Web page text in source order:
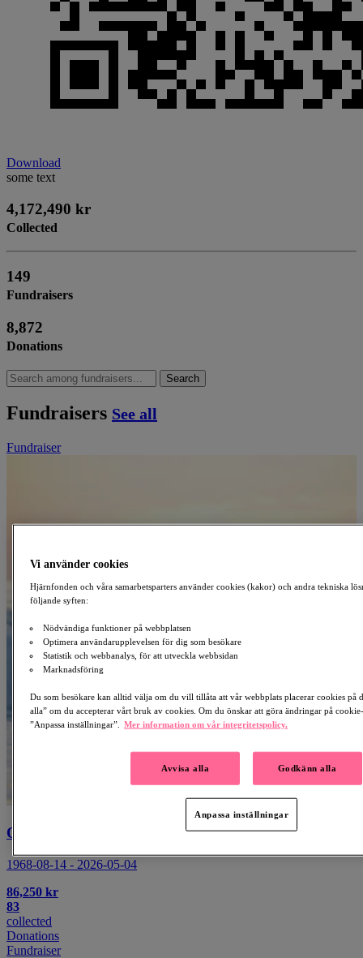
Download
some text
4,172,490 kr
Collected
149
Fundraisers
8,872
Donations
Search
Fundraisers See all
Fundraiser
Ola Oredsson
1968-08-14 - 2026-05-04
86,250 kr
83
collected
Donations
Fundraiser
Vi använder cookies
Hjärnfonden och våra samarbetsparters använder cookies (kakor) och andra tekniska
följande syften:
Nödvändiga funktioner på webbplatsen
Optimera användarupplevelsen för dig som besökare
Statistik och webbanalys, för att utveckla webbsidan
Marknadsföring
Du som besökare kan alltid välja om du vill tillåta att vår webbplats placerar cookies på
alla” om du accepterar vårt bruk av cookies. Om du önskar att göra ändringar på
”Anpassa inställningar”.
Mer information om vår integritetspolicy.
Avvisa alla Godkänn alla
Anpassa inställningar